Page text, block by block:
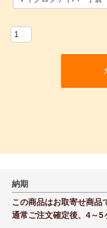
必
納期
この商品はお取寄せ商品
通常ご注文確定後、4～5